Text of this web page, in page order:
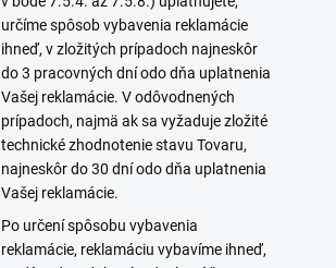
určíme spôsob vybavenia reklamácie
ihneď, v zložitých prípadoch najneskôr
do 3 pracovných dní odo dňa uplatnenia
Vašej reklamácie. V odôvodnených
prípadoch, najmä ak sa vyžaduje zložité
technické zhodnotenie stavu Tovaru,
najneskôr do 30 dní odo dňa uplatnenia
Vašej reklamácie.
Po určení spôsobu vybavenia
reklamácie, reklamáciu vybavíme ihneď,